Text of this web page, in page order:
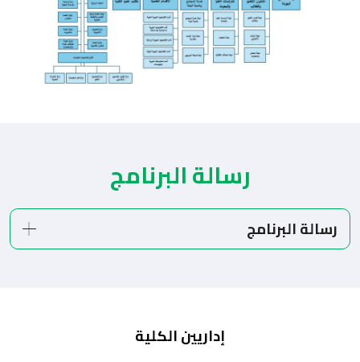
رسالة البرنامج
رسالة البرنامج
إداريين الكلية